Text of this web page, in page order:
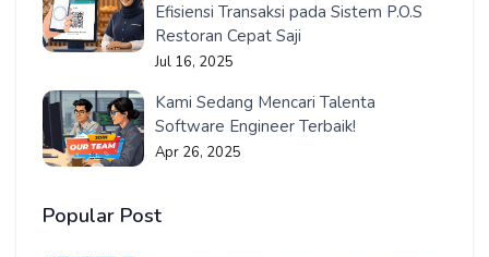
Efisiensi Transaksi pada Sistem P.O.S
Restoran Cepat Saji
Jul 16, 2025
Kami Sedang Mencari Talenta
Software Engineer Terbaik!
Apr 26, 2025
Popular Post